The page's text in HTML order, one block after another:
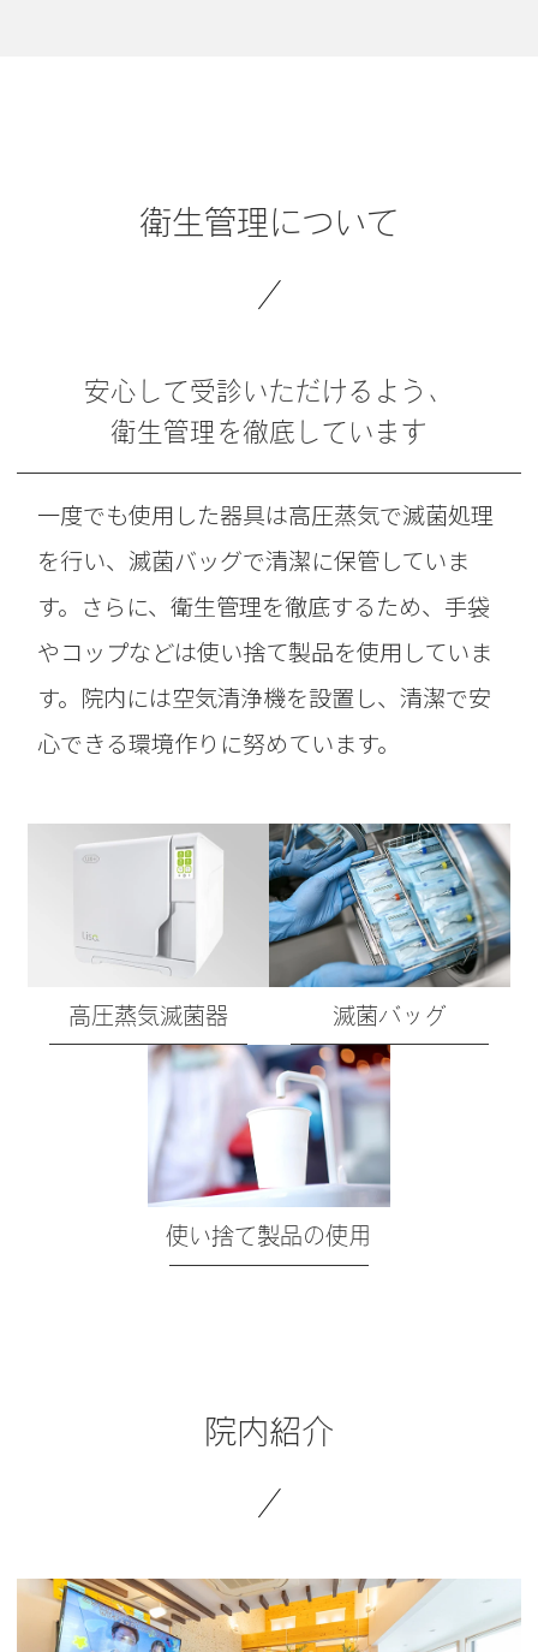
衛生管理について
安心して受診いただけるよう、
衛生管理を徹底しています
一度でも使用した器具は高圧蒸気で滅菌処理
を行い、滅菌バッグで清潔に保管していま
す。さらに、衛生管理を徹底するため、手袋
やコップなどは使い捨て製品を使用していま
す。院内には空気清浄機を設置し、清潔で安
心できる環境作りに努めています。
高圧蒸気滅菌器 滅菌バッグ
使い捨て製品の使用
院内紹介